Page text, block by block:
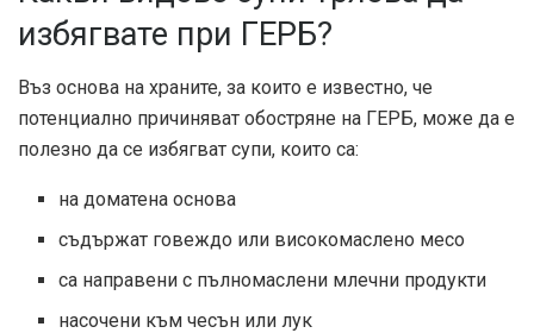
избягвате при ГЕРБ?
Въз основа на храните, за които е известно, че
потенциално причиняват обостряне на ГЕРБ, може да е
полезно да се избягват супи, които са:
на доматена основа
съдържат говеждо или високомаслено месо
са направени с пълномаслени млечни продукти
насочени към чесън или лук